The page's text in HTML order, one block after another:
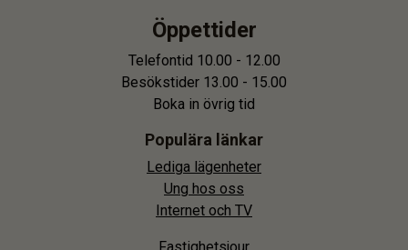
Öppettider
Telefontid 10.00 - 12.00
Besökstider 13.00 - 15.00
Boka in övrig tid
Populära länkar
Lediga lägenheter
Ung hos oss
Internet och TV